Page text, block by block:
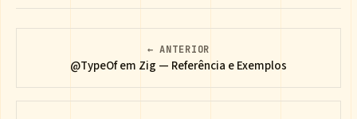
← ANTERIOR
@TypeOf em Zig — Referência e Exemplos